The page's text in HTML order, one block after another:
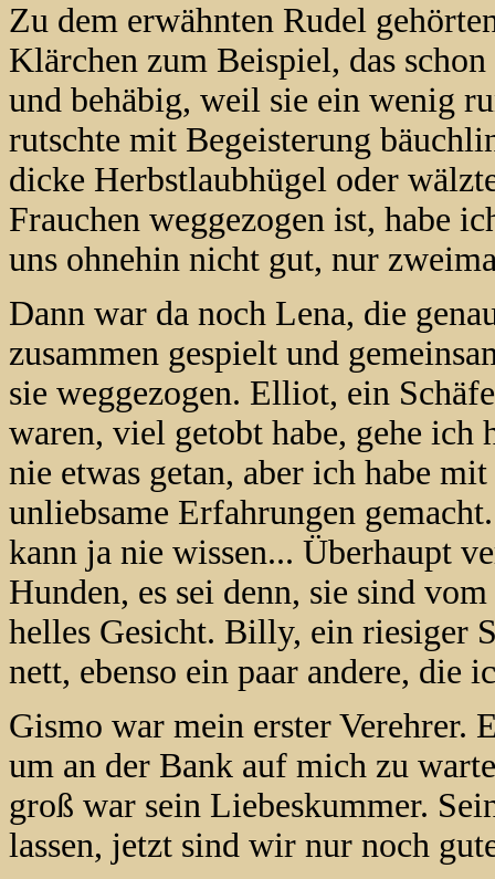
Zu dem erwähnten Rudel
Klärchen zum Beispiel, das
und behäbig, weil sie ein wenig
rutschte mit Begeisterung
dicke Herbstlaubhügel oder
Frauchen weggezogen ist, habe
uns ohnehin nicht gut, nur
Dann war da noch Lena, die
zusammen gespielt und
sie weggezogen. Elliot, ein
waren, viel getobt habe, gehe ich
nie etwas getan, aber ich habe
unliebsame Erfahrungen
kann ja nie wissen... Überhaupt
Hunden, es sei denn, sie sind
helles Gesicht. Billy, ein riesiger
nett, ebenso ein paar andere, die
Gismo war mein erster Verehrer.
um an der Bank auf mich zu
groß war sein Liebeskummer.
lassen, jetzt sind wir nur noch